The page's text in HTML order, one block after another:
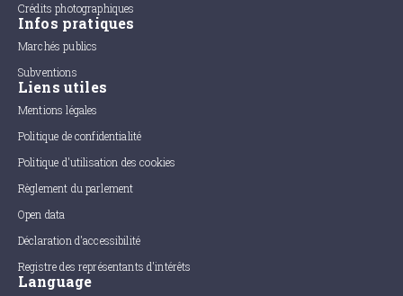
Crédits photographiques
Infos pratiques
Marchés publics
Subventions
Liens utiles
Mentions légales
Politique de confidentialité
Politique d'utilisation des cookies
Règlement du parlement
Open data
Déclaration d'accessibilité
Registre des représentants d'intérêts
Language